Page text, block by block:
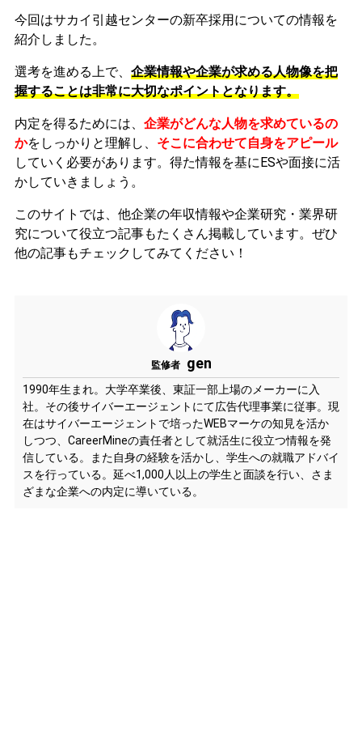
今回はサカイ引越センターの新卒採用についての情報を
紹介しました。
選考を進める上で、 企業情報や企業が求める人物像を把
握することは非常に大切なポイントとなります。
内定を得るためには、 企業がどんな人物を求めているの
かをしっかりと理解し、 そこに合わせて自身をアピール
していく必要があります。 得た情報を基にESや面接に活
かしていきましょう。
このサイトでは、他企業の年収情報や企業研究・業界研
究について役立つ記事もたくさん掲載しています。ぜひ
他の記事もチェックしてみてください！
監修者 gen
1990年生まれ。大学卒業後、東証一部上場のメーカーに入
社。その後サイバーエージェントにて広告代理事業に従事。現
在はサイバーエージェントで培ったWEBマーケの知見を活か
しつつ、CareerMineの責任者として就活生に役立つ情報を発
信している。また自身の経験を活かし、学生への就職アドバイ
スを行っている。延べ1,000人以上の学生と面談を行い、さま
ざまな企業への内定に導いている。